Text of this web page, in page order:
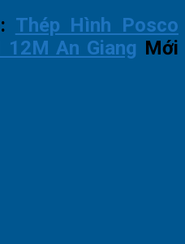
Thép Hình Posco
An Giang Mới